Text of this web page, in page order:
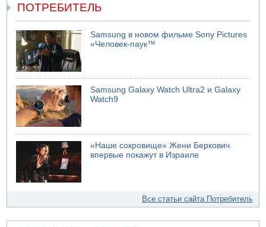
ПОТРЕБИТЕЛЬ
Samsung в новом фильме Sony Pictures
«Человек-паук™
Samsung Galaxy Watch Ultra2 и Galaxy
Watch9
«Наше сокровище» Жени Беркович
впервые покажут в Израиле
Все статьи сайта Потребитель